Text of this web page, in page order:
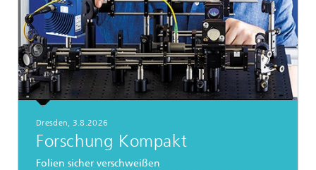
Dresden, 3.8.2026
Forschung Kompakt
Folien sicher verschweißen